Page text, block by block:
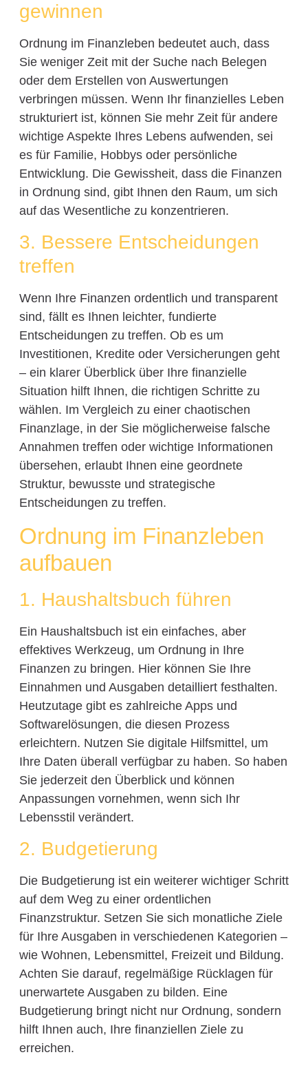
gewinnen
Ordnung im Finanzleben bedeutet auch, dass
Sie weniger Zeit mit der Suche nach Belegen
oder dem Erstellen von Auswertungen
verbringen müssen. Wenn Ihr finanzielles Leben
strukturiert ist, können Sie mehr Zeit für andere
wichtige Aspekte Ihres Lebens aufwenden, sei
es für Familie, Hobbys oder persönliche
Entwicklung. Die Gewissheit, dass die Finanzen
in Ordnung sind, gibt Ihnen den Raum, um sich
auf das Wesentliche zu konzentrieren.
3. Bessere Entscheidungen
treffen
Wenn Ihre Finanzen ordentlich und transparent
sind, fällt es Ihnen leichter, fundierte
Entscheidungen zu treffen. Ob es um
Investitionen, Kredite oder Versicherungen geht
– ein klarer Überblick über Ihre finanzielle
Situation hilft Ihnen, die richtigen Schritte zu
wählen. Im Vergleich zu einer chaotischen
Finanzlage, in der Sie möglicherweise falsche
Annahmen treffen oder wichtige Informationen
übersehen, erlaubt Ihnen eine geordnete
Struktur, bewusste und strategische
Entscheidungen zu treffen.
Ordnung im Finanzleben
aufbauen
1. Haushaltsbuch führen
Ein Haushaltsbuch ist ein einfaches, aber
effektives Werkzeug, um Ordnung in Ihre
Finanzen zu bringen. Hier können Sie Ihre
Einnahmen und Ausgaben detailliert festhalten.
Heutzutage gibt es zahlreiche Apps und
Softwarelösungen, die diesen Prozess
erleichtern. Nutzen Sie digitale Hilfsmittel, um
Ihre Daten überall verfügbar zu haben. So haben
Sie jederzeit den Überblick und können
Anpassungen vornehmen, wenn sich Ihr
Lebensstil verändert.
2. Budgetierung
Die Budgetierung ist ein weiterer wichtiger Schritt
auf dem Weg zu einer ordentlichen
Finanzstruktur. Setzen Sie sich monatliche Ziele
für Ihre Ausgaben in verschiedenen Kategorien –
wie Wohnen, Lebensmittel, Freizeit und Bildung.
Achten Sie darauf, regelmäßige Rücklagen für
unerwartete Ausgaben zu bilden. Eine
Budgetierung bringt nicht nur Ordnung, sondern
hilft Ihnen auch, Ihre finanziellen Ziele zu
erreichen.